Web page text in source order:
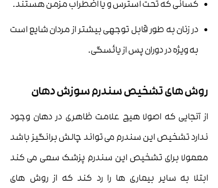
کسانی که تحت استرس و یا اضطراب مزمن هستند.
در زنان به طور قابل توجهی بیشتر از مردان شایع است
به ویژه در دوران پس از یائسگی.
روش های تشخیص سندرم سوزش دهان
از آنجایی که اصولا هیچ علامت ظاهری در دهان وجود
ندارد تشخیص این سندرم می تواند چالش برانگیز باشد
معمولا برای تشخیص این سندرم پزشک سعی می کند
ابتلا به سایر بیماری ها را رد کند که از روش های